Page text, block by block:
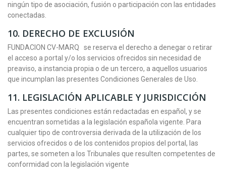
ningún tipo de asociación, fusión o participación con las entidades
conectadas.
10. DERECHO DE EXCLUSIÓN
FUNDACION CV-MARQ se reserva el derecho a denegar o retirar
el acceso a portal y/o los servicios ofrecidos sin necesidad de
preaviso, a instancia propia o de un tercero, a aquellos usuarios
que incumplan las presentes Condiciones Generales de Uso.
11. LEGISLACIÓN APLICABLE Y JURISDICCIÓN
Las presentes condiciones están redactadas en español, y se
encuentran sometidas a la legislación española vigente. Para
cualquier tipo de controversia derivada de la utilización de los
servicios ofrecidos o de los contenidos propios del portal, las
partes, se someten a los Tribunales que resulten competentes de
conformidad con la legislación vigente